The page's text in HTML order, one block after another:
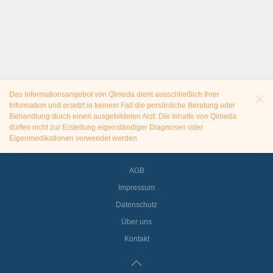
Das Informationsangebot von Qimeda dient ausschließlich Ihrer
Information und ersetzt in keinem Fall die persönliche Beratung oder
Behandlung durch einen ausgebildeten Arzt. Die Inhalte von Qimeda
dürfen nicht zur Erstellung eigenständiger Diagnosen oder
Eigenmedikationen verwendet werden.
AGB
Impressum
Datenschutz
Über uns
Kontakt